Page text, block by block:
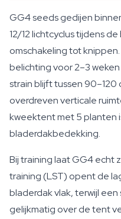
GG4 seeds gedijen
12/12 lichtcyclus tijdens
omschakeling tot
belichting voor 2–3
strain blijft tussen 90–120
overdreven verticale
kweektent met 5 planten
bladerdakbedekking.
Bij training laat GG4 echt
training (LST) opent de
bladerdak vlak, terwijl
gelijkmatig over de tent